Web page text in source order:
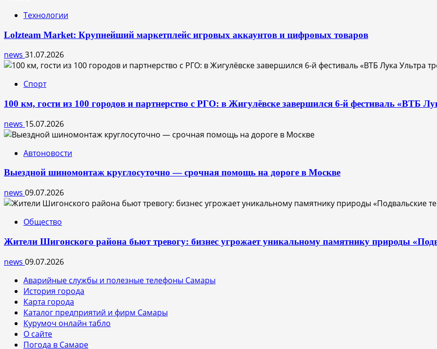
Технологии
Lolzteam Market: Крупнейший маркетплейс игровых аккаунтов и цифровых товаров
news 31.07.2026
Спорт
100 км, гости из 100 городов и партнерство с РГО: в Жигулёвске завершился 6-й фестиваль «ВТБ
news 15.07.2026
Автоновости
Выездной шиномонтаж круглосуточно — срочная помощь на дороге в Москве
news 09.07.2026
Общество
Жители Шигонского района бьют тревогу: бизнес угрожает уникальному памятнику природы
news 09.07.2026
Аварийные службы и полезные телефоны Самары
История города
Карта города
Каталог предприятий и фирм Самары
Курумоч онлайн табло
О сайте
Погода в Самаре